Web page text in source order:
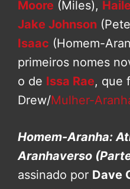
Moore (Miles),
Jake Johnson
Isaac (Homem-
primeiros nomes
o de Issa Rae, que
Drew/Mulher-
Homem-Aranha:
Aranhaverso
assinado por Dave